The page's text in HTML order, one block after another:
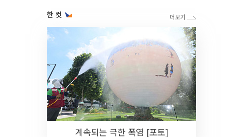
한 컷
계속되는 극한 폭염 [포토]